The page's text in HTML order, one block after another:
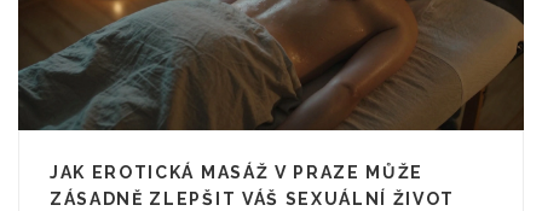
JAK EROTICKÁ MASÁŽ V PRAZE MŮŽE
ZÁSADNĚ ZLEPŠIT VÁŠ SEXUÁLNÍ ŽIVOT